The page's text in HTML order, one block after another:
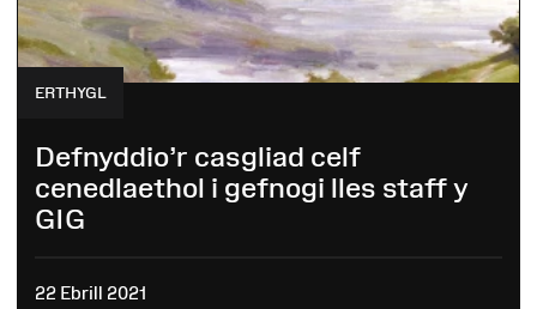
ERTHYGL
Defnyddio’r casgliad celf
cenedlaethol i gefnogi lles staff y
GIG
22 Ebrill 2021